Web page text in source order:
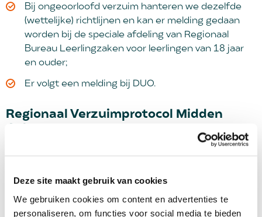
Deze site maakt gebruik van cookies
We gebruiken cookies om content en advertenties te
personaliseren, om functies voor social media te bieden
Bij ongeoorloofd verzuim hanteren we dezelfde
(wettelijke) richtlijnen en kan er melding gedaan
worden bij de speciale afdeling van Regionaal
Bureau Leerlingzaken voor leerlingen van 18 jaar
en ouder;
Er volgt een melding bij DUO.
Regionaal Verzuimprotocol Midden
over de samenwerking vastgelegd tussen de
leerplichtconsulenten van de betrokken gemeenten
en de in het convenant genoemde besturen